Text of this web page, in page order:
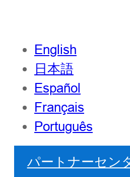
English
日本語
Español
Français
Português
パートナーセン